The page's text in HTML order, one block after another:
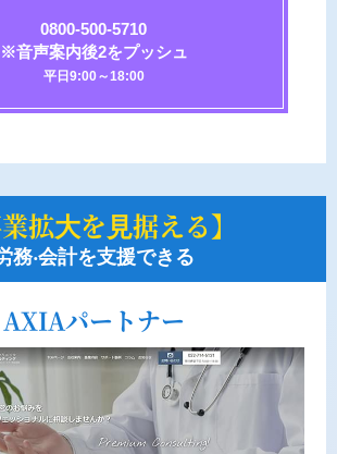
0800-500-5710
※音声案内後2をプッシュ
平日9:00～18:00
業拡⼤を⾒据える】
務‧会計を支援できる
AXIAパートナー